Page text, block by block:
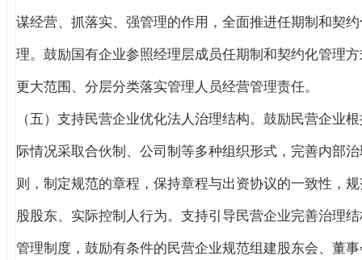
谋经营、抓落实、强管理的作用，全面推进任期制和契
理。鼓励国有企业参照经理层成员任期制和契约化管理
更大范围、分层分类落实管理人员经营管理责任。
（五）支持民营企业优化法人治理结构。鼓励民营企业
际情况采取合伙制、公司制等多种组织形式，完善内部
则，制定规范的章程，保持章程与出资协议的一致性，
股股东、实际控制人行为。支持引导民营企业完善治理
管理制度，鼓励有条件的民营企业规范组建股东会、董